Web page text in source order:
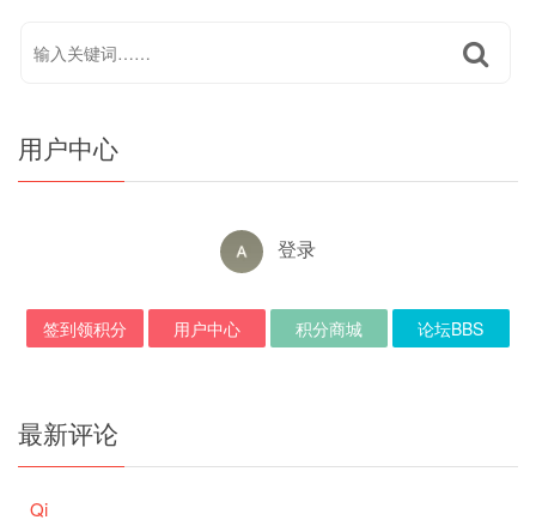
用户中心
登录
签到领积分 用户中心 积分商城 论坛BBS
最新评论
Qi